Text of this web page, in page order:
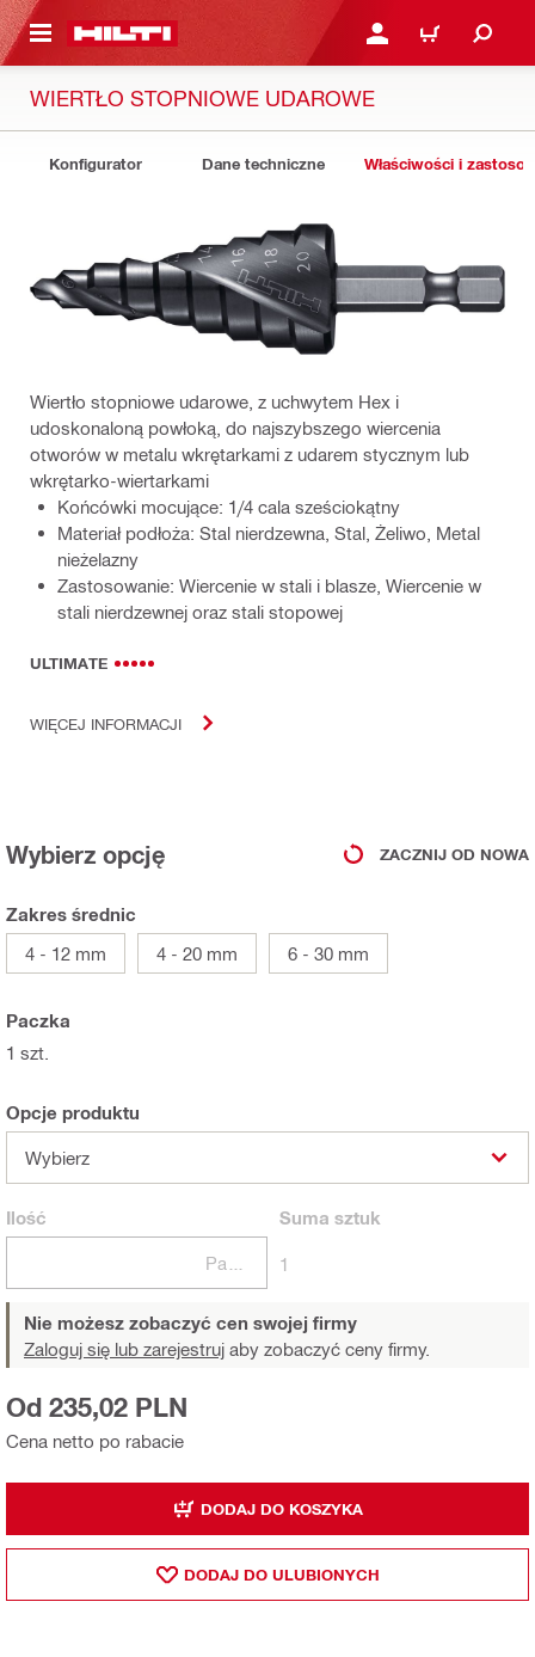
GŁÓWNEJ ZALOGUJ SIĘ LUB
KOSZYK
WIERTŁO STOPNIOWE UDAROWE
Konfigurator Dane techniczne Właściwości i
Wiertło stopniowe udarowe, z uchwytem Hex i
udoskonaloną powłoką, do najszybszego wiercenia
otworów w metalu wkrętarkami z udarem stycznym lub
wkrętarko-wiertarkami
Końcówki mocujące: 1/4 cala sześciokątny
Materiał podłoża: Stal nierdzewna, Stal, Żeliwo, Metal
nieżelazny
Zastosowanie: Wiercenie w stali i blasze, Wiercenie w
stali nierdzewnej oraz stali stopowej
ULTIMATE
WIĘCEJ INFORMACJI
Wybierz opcję ZACZNIJ OD NOWA
Zakres średnic
4 - 12 mm
4 - 20 mm 6 - 30 mm
Paczka
1 szt.
Opcje produktu
Wybierz
Ilość Suma sztuk
1
Nie możesz zobaczyć cen swojej firmy
Zaloguj się lub zarejestruj aby zobaczyć ceny firmy.
Cena netto po rabacie
Od 235,02 PLN
DODAJ DO KOSZYKA
DODAJ DO ULUBIONYCH